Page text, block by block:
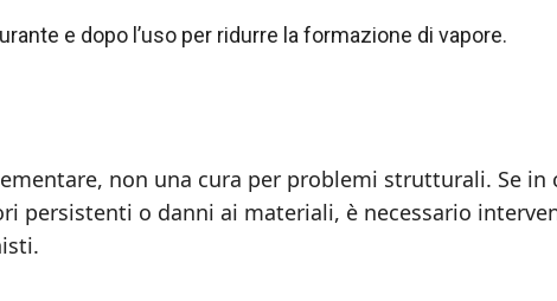
e dopo l’uso per ridurre la formazione di vapore.
non una cura per problemi strutturali. Se in
persistenti o danni ai materiali, è necessario